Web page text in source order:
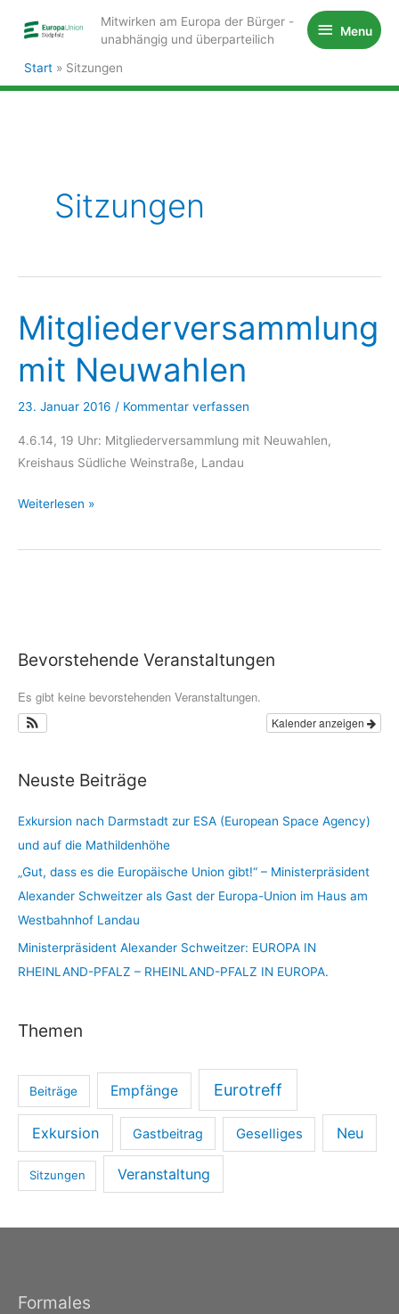
Inhalt
Mitwirken am Europa der Bürger -
unabhängig und überparteilich
Menu
Menu
Start Sitzungen
Sitzungen
Mitgliederversammlung
mit Neuwahlen
23. Januar 2016 / Kommentar verfassen
4.6.14, 19 Uhr: Mitgliederversammlung mit Neuwahlen,
Kreishaus Südliche Weinstraße, Landau
Mitgliederversammlung
Neuwahlen
Weiterlesen »
Bevorstehende Veranstaltungen
Es gibt keine bevorstehenden Veranstaltungen.
Kalender anzeigen
Neuste Beiträge
Exkursion nach Darmstadt zur ESA (European Space Agency)
und auf die Mathildenhöhe
„Gut, dass es die Europäische Union gibt!“ – Ministerpräsident
Alexander Schweitzer als Gast der Europa-Union im Haus am
Westbahnhof Landau
Ministerpräsident Alexander Schweitzer: EUROPA IN
RHEINLAND-PFALZ – RHEINLAND-PFALZ IN EUROPA.
Themen
Beiträge Empfänge Eurotreff
Exkursion Gastbeitrag Geselliges Neu
Sitzungen Veranstaltung
Formales